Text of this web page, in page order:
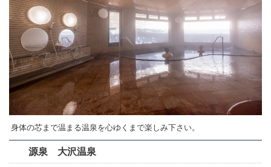
身体の芯まで温まる温泉を心ゆくまで楽しみ下さい。
源泉 大沢温泉